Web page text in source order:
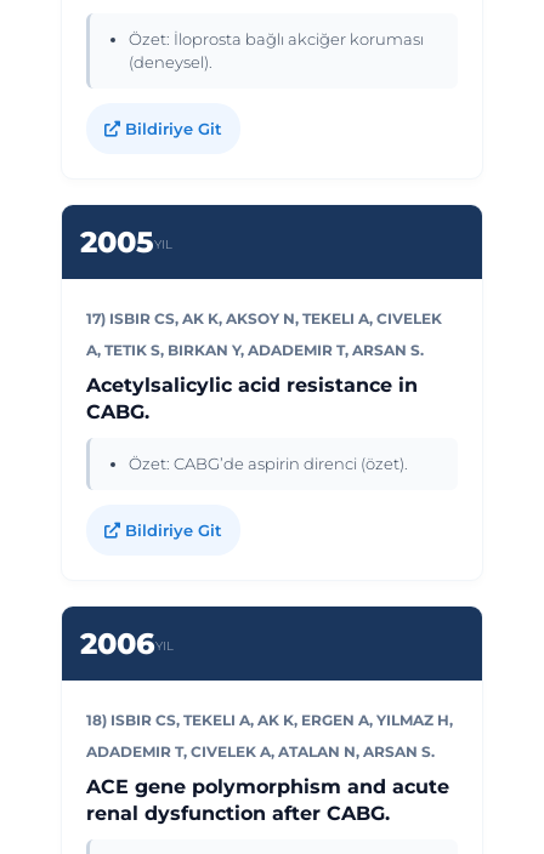
Özet: İloprosta bağlı akciğer koruması
(deneysel).
Bildiriye Git
2005YIL
17) ISBIR CS, AK K, AKSOY N, TEKELI A, CIVELEK
A, TETIK S, BIRKAN Y, ADADEMIR T, ARSAN S.
Acetylsalicylic acid resistance in
CABG.
Özet: CABG’de aspirin direnci (özet).
Bildiriye Git
2006YIL
18) ISBIR CS, TEKELI A, AK K, ERGEN A, YILMAZ H,
ADADEMIR T, CIVELEK A, ATALAN N, ARSAN S.
ACE gene polymorphism and acute
renal dysfunction after CABG.